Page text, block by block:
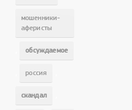
мошенники-
аферисты
обсуждаемое
россия
скандал